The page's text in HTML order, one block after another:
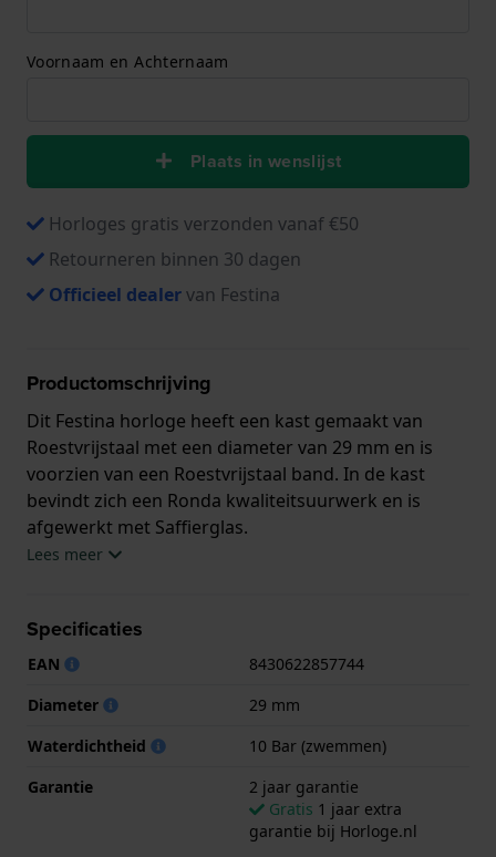
Voornaam en Achternaam
Plaats in wenslijst
Horloges gratis verzonden vanaf €50
Retourneren binnen 30 dagen
Officieel dealervan Festina
Productomschrijving
Dit Festina horloge heeft een kast gemaakt van
Roestvrijstaal met een diameter van 29 mm en is
voorzien van een Roestvrijstaal band. In de kast
bevindt zich een Ronda kwaliteitsuurwerk en is
afgewerkt met Saffierglas.
horloge geleverd met 2 jaar garantie.
Lees meer
Specificaties
EAN
8430622857744
Diameter
29 mm
Waterdichtheid
10 Bar (zwemmen)
Garantie
2 jaar garantie
Gratis 1 jaar extra
garantie bij Horloge.nl